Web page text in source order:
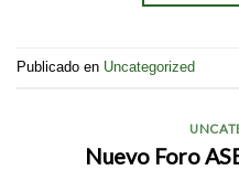
Publicado en Uncategorized
Nuevo Foro